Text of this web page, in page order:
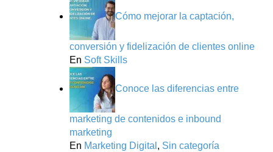
Cómo mejorar la captación,
conversión y fidelización de clientes online
En Soft Skills
Conoce las diferencias entre
marketing de contenidos e inbound
marketing
En Marketing Digital , Sin categoría